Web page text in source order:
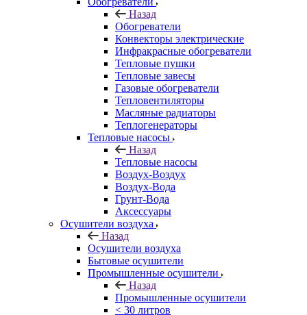
Назад
Обогреватели
Конвекторы электрические
Инфракрасные обогреватели
Тепловые пушки
Тепловые завесы
Газовые обогреватели
Тепловентиляторы
Масляные радиаторы
Теплогенераторы
Тепловые насосы
Назад
Тепловые насосы
Воздух-Воздух
Воздух-Вода
Грунт-Вода
Аксессуары
Осушители воздуха
Назад
Осушители воздуха
Бытовые осушители
Промышленные осушители
Назад
Промышленные осушители
< 30 литров